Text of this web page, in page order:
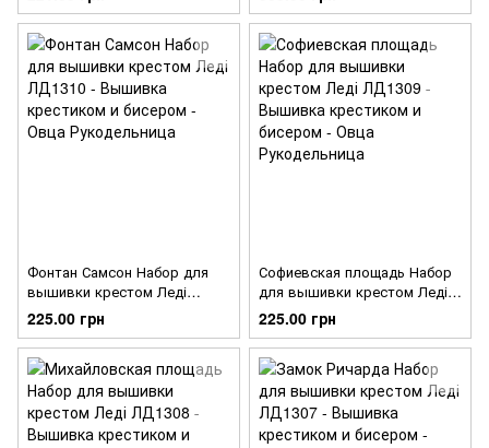
ЛД1564
Фонтан Самсон Набор для
вышивки крестом Леді
ЛД1310
225.00 грн
Софиевская площадь Набор
для вышивки крестом Леді
ЛД1309
225.00 грн